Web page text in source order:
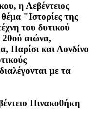
η Λεβέντειος
"Ιστορίες της
του δυτικού
20ού αιώνα,
Παρίσι και Λονδίνο
με τα
Πινακοθήκη